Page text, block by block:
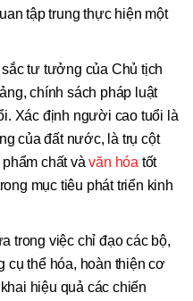
tập trung thực hiện một
tư tưởng của Chủ tịch
chính sách pháp luật
Xác định người cao tuổi là
của đất nước, là trụ cột
phẩm chất vàvăn hóa tốt
mục tiêu phát triển kinh
trong việc chỉ đạo các bộ,
thể hóa, hoàn thiện cơ
hiệu quả các chiến